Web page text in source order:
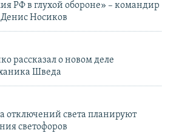
РФ в глухой обороне» – командир
Носиков
рассказал о новом деле
Шведа
отключений света планируют
светофоров